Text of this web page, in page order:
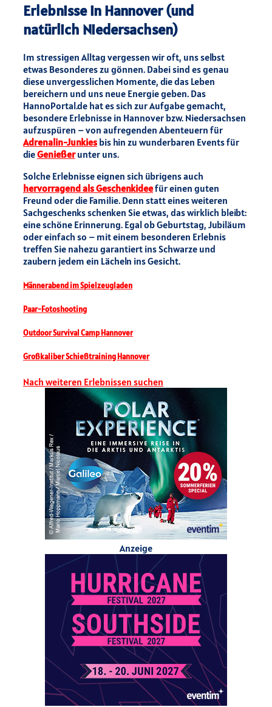
Erlebnisse in Hannover (und
natürlich Niedersachsen)
Im stressigen Alltag vergessen wir oft, uns selbst
etwas Besonderes zu gönnen. Dabei sind es genau
diese unvergesslichen Momente, die das Leben
bereichern und uns neue Energie geben. Das
HannoPortal.de hat es sich zur Aufgabe gemacht,
besondere Erlebnisse in Hannover bzw. Niedersachsen
aufzuspüren – von aufregenden Abenteuern für
Adrenalin-Junkies bis hin zu wunderbaren Events für
dieGenießerunter uns.
Solche Erlebnisse eignen sich übrigens auch
hervorragend als Geschenkideefür einen guten
Freund oder die Familie. Denn statt eines weiteren
Sachgeschenks schenken Sie etwas, das wirklich bleibt:
eine schöne Erinnerung. Egal ob Geburtstag, Jubiläum
oder einfach so – mit einem besonderen Erlebnis
treffen Sie nahezu garantiert ins Schwarze und
zaubern jedem ein Lächeln ins Gesicht.
Männerabend im Spielzeugladen
Paar-Fotoshooting
Outdoor Survival Camp Hannover
Großkaliber Schießtraining Hannover
Nach weiteren Erlebnissen suchen
Anzeige